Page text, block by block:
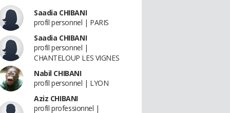
Saadia CHIBANI
profil personnel | PARIS
Saadia CHIBANI
profil personnel |
CHANTELOUP LES VIGNES
Nabil CHIBANI
profil personnel | LYON
Aziz CHIBANI
profil professionnel |